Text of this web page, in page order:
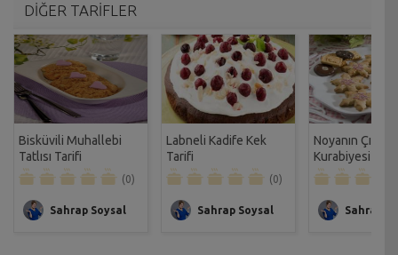
DİĞER TARİFLER
Bisküvili Muhallebi
Tatlısı Tarifi
(0)
Sahrap Soysal
Labneli Kadife Kek
Tarifi
(0)
Sahrap Soysal
Noyanın Çıtır
Kurabiyesi
Sahrap